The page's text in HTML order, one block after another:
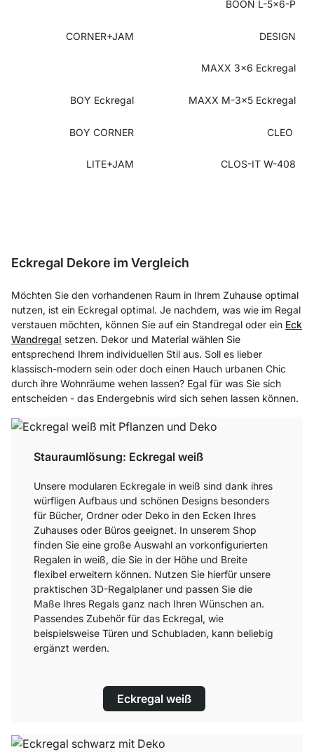
BOON L-5x6-P
CORNER+JAM DESIGN
MAXX 3x6 Eckregal
BOY Eckregal MAXX M-3x5 Eckregal
BOY CORNER CLEO
LITE+JAM CLOS-IT W-408
Eckregal Dekore im Vergleich
Möchten Sie den vorhandenen Raum in Ihrem Zuhause optimal
nutzen, ist ein Eckregal optimal. Je nachdem, was wie im Regal
verstauen möchten, können Sie auf ein Standregal oder ein Eck
Wandregal setzen. Dekor und Material wählen Sie
entsprechend Ihrem individuellen Stil aus. Soll es lieber
klassisch-modern sein oder doch einen Hauch urbanen Chic
durch ihre Wohnräume wehen lassen? Egal für was Sie sich
entscheiden - das Endergebnis wird sich sehen lassen können.
Stauraumlösung: Eckregal weiß
Unsere modularen Eckregale in weiß sind dank ihres
würfligen Aufbaus und schönen Designs besonders
für Bücher, Ordner oder Deko in den Ecken Ihres
Zuhauses oder Büros geeignet. In unserem Shop
finden Sie eine große Auswahl an vorkonfigurierten
Regalen in weiß, die Sie in der Höhe und Breite
flexibel erweitern können. Nutzen Sie hierfür unsere
praktischen 3D-Regalplaner und passen Sie die
Maße Ihres Regals ganz nach Ihren Wünschen an.
Passendes Zubehör für das Eckregal, wie
beispielsweise Türen und Schubladen, kann beliebig
ergänzt werden.
Eckregal weiß